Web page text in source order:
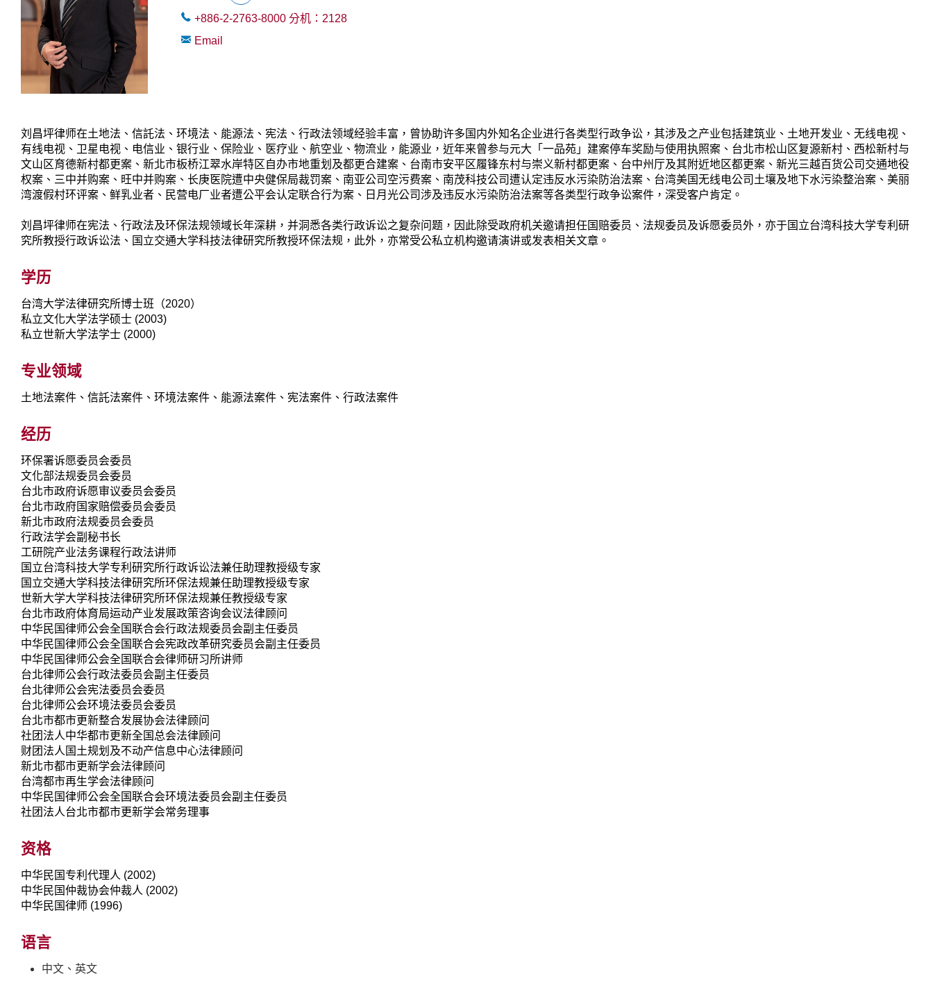
+886-2-2763-8000 分机： 2128
Email
刘昌坪律师在土地法、信託法、环境法、能源法、宪法、行政法领域经验丰富，曾协助许多国内外知名企业进行各类型行政争讼，其涉及之产业包括建筑业、土地开发业、无线电视、
有线电视、卫星电视、电信业、银行业、保险业、医疗业、航空业、物流业，能源业，近年来曾参与元大「一品苑」建案停车奖励与使用执照案、台北市松山区复源新村、西松新村与
文山区育德新村都更案、新北市板桥江翠水岸特区自办市地重划及都更合建案、台南市安平区履锋东村与崇义新村都更案、台中州厅及其附近地区都更案、新光三越百货公司交通地役
权案、三中并购案、旺中并购案、长庚医院遭中央健保局裁罚案、南亚公司空污费案、南茂科技公司遭认定违反水污染防治法案、台湾美国无线电公司土壤及地下水污染整治案、美丽
湾渡假村环评案、鲜乳业者、民营电厂业者遭公平会认定联合行为案、日月光公司涉及违反水污染防治法案等各类型行政争讼案件，深受客户肯定。
刘昌坪律师在宪法、行政法及环保法规领域长年深耕，并洞悉各类行政诉讼之复杂问题，因此除受政府机关邀请担任国赔委员、法规委员及诉愿委员外，亦于国立台湾科技大学专利研
究所教授行政诉讼法、国立交通大学科技法律研究所教授环保法规，此外，亦常受公私立机构邀请演讲或发表相关文章。
学历
台湾大学法律研究所博士班（2020）
私立文化大学法学硕士 (2003)
私立世新大学法学士 (2000)
专业领域
土地法案件、信託法案件、环境法案件、能源法案件、宪法案件、行政法案件
经历
环保署诉愿委员会委员
文化部法规委员会委员
台北市政府诉愿审议委员会委员
台北市政府国家赔偿委员会委员
新北市政府法规委员会委员
行政法学会副秘书长
工研院产业法务课程行政法讲师
国立台湾科技大学专利研究所行政诉讼法兼任助理教授级专家
国立交通大学科技法律研究所环保法规兼任助理教授级专家
世新大学大学科技法律研究所环保法规兼任教授级专家
台北市政府体育局运动产业发展政策咨询会议法律顾问
中华民国律师公会全国联合会行政法规委员会副主任委员
中华民国律师公会全国联合会宪政改革研究委员会副主任委员
中华民国律师公会全国联合会律师研习所讲师
台北律师公会行政法委员会副主任委员
台北律师公会宪法委员会委员
台北律师公会环境法委员会委员
台北市都市更新整合发展协会法律顾问
社团法人中华都市更新全国总会法律顾问
财团法人国土规划及不动产信息中心法律顾问
新北市都市更新学会法律顾问
台湾都市再生学会法律顾问
中华民国律师公会全国联合会环境法委员会副主任委员
社团法人台北市都市更新学会常务理事
资格
中华民国专利代理人 (2002)
中华民国仲裁协会仲裁人 (2002)
中华民国律师 (1996)
语言
中文、英文